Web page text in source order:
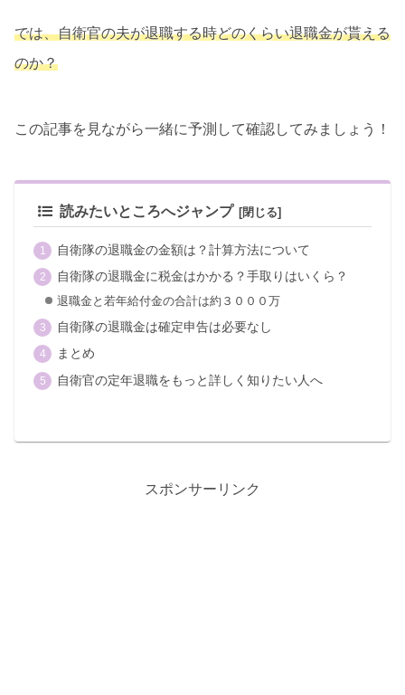
では、自衛官の夫が退職する時どのくらい退職金が貰える
のか？
この記事を見ながら一緒に予測して確認してみましょう！
読みたいところへジャンプ
自衛隊の退職金の金額は？計算方法について
自衛隊の退職金に税金はかかる？手取りはいくら？
退職金と若年給付金の合計は約３０００万
自衛隊の退職金は確定申告は必要なし
まとめ
自衛官の定年退職をもっと詳しく知りたい人へ
スポンサーリンク